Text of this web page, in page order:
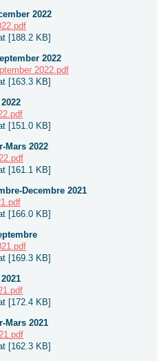
2022
[188.2 KB]
2022
2022.pdf
[163.3 KB]
[151.0 KB]
Mars 2022
[161.1 KB]
Decembre 2021
[166.0 KB]
[169.3 KB]
[172.4 KB]
Mars 2021
[162.3 KB]